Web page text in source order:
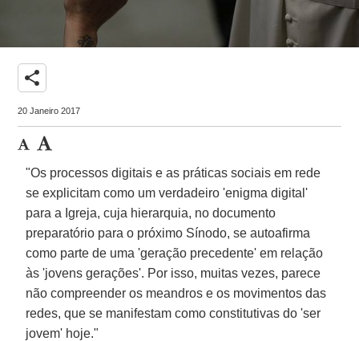
share
20 Janeiro 2017
"Os processos digitais e as práticas sociais em rede
se explicitam como um verdadeiro 'enigma digital'
para a Igreja, cuja hierarquia, no documento
preparatório para o próximo Sínodo, se autoafirma
como parte de uma 'geração precedente' em relação
às 'jovens gerações'. Por isso, muitas vezes, parece
não compreender os meandros e os movimentos das
redes, que se manifestam como constitutivas do 'ser
jovem' hoje."